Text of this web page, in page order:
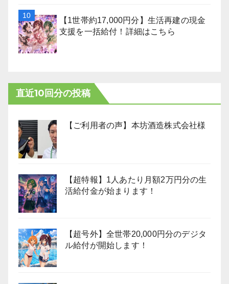
【1世帯約17,000円分】生活再建の現金
支援を一括給付！詳細はこちら
直近10回分の投稿
【ご利用者の声】本坊酒造株式会社様
【超特報】1人あたり月額2万円分の生
活給付金が始まります！
【超号外】全世帯20,000円分のデジタ
ル給付が開始します！